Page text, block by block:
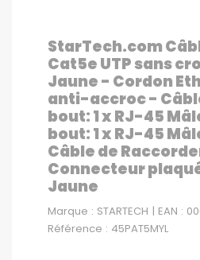
StarTech.com
Cat5e UTP sans
Jaune - Cordon
anti-accroc -
bout: 1 x RJ-45
bout: 1 x RJ-45
Câble de
Connecteur
Jaune
Marque : STARTECH | EAN :
Référence : 45PAT5MYL